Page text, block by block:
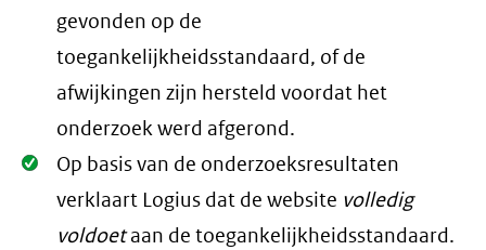
gevonden op de
toegankelijkheidsstandaard, of de
afwijkingen zijn hersteld voordat het
onderzoek werd afgerond.
Oké.
Op basis van de onderzoeksresultaten
verklaart Logius dat de website volledig
voldoetaan de toegankelijkheidsstandaard.